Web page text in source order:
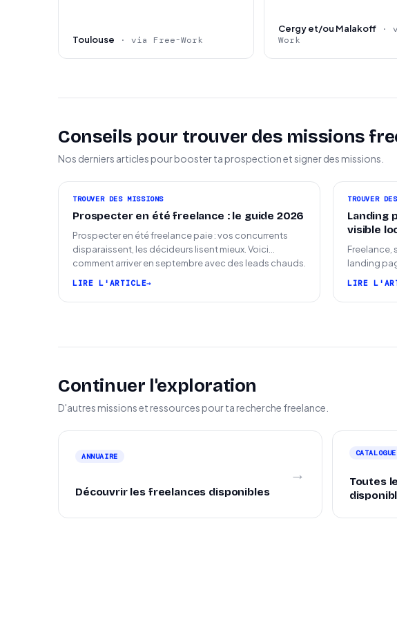
Toulouse · via Free-Work
Cergy et/ou Malakoff
·
Work
Conseils pour trouver des missions
Nos derniers articles pour booster ta prospection et signer des missions.
TROUVER DES MISSIONS
Prospecter en été freelance : le guide 2026
Prospecter en été freelance paie : vos concurrents
disparaissent, les décideurs lisent mieux. Voici
comment arriver en septembre avec des leads chauds.
LIRE L'ARTICLE
TROUVER
Landing
visible
Freelance,
landing
LIRE
Continuer l'exploration
D'autres missions et ressources pour ta recherche freelance.
ANNUAIRE
Découvrir les freelances disponibles
→
CATALOGUE
Toutes